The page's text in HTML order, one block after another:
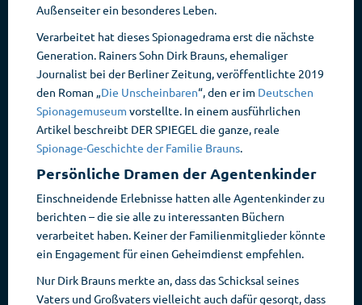
Außenseiter ein besonderes Leben.
Verarbeitet hat dieses Spionagedrama erst die nächste
Generation. Rainers Sohn Dirk Brauns, ehemaliger
Journalist bei der Berliner Zeitung, veröffentlichte 2019
den Roman „Die Unscheinbaren“, den er im Deutschen
Spionagemuseum vorstellte. In einem ausführlichen
Artikel beschreibt DER SPIEGEL die ganze, reale
Spionage-Geschichte der Familie Brauns.
Persönliche Dramen der Agentenkinder
Einschneidende Erlebnisse hatten alle Agentenkinder zu
berichten – die sie alle zu interessanten Büchern
verarbeitet haben. Keiner der Familienmitglieder könnte
ein Engagement für einen Geheimdienst empfehlen.
Nur Dirk Brauns merkte an, dass das Schicksal seines
Vaters und Großvaters vielleicht auch dafür gesorgt, dass